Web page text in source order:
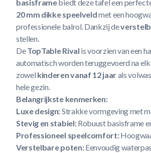
basisframebiedt deze tafel een
20 mm dikke speelveldmet een
professionele balrol. Dankzij de
stellen.
DeTopTable Rival is voorzien van een
automatisch worden teruggevoerd na
zowel kinderen vanaf 12 jaarals
hele gezin.
Belangrijkste kenmerken:
Luxe design:Strakke vormgeving met
Stevig en stabiel:Robuust basisframe
Professioneel speelcomfort:
Verstelbare poten:Eenvoudig